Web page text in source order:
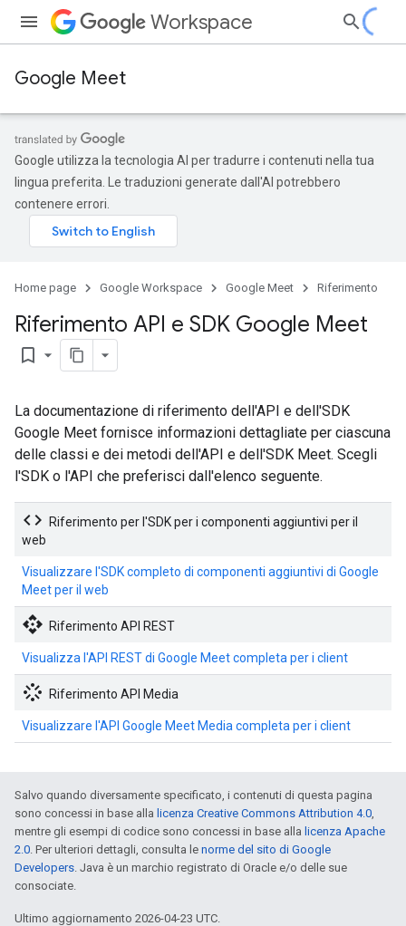
Workspace
Google Meet
Google utilizza la tecnologia AI per tradurre i contenuti nella tua
lingua preferita. Le traduzioni generate dall'AI potrebbero
contenere errori.
Home page Google Workspace Google Meet Riferimento
Riferimento API e SDK Google Meet
bookmark_border
La documentazione di riferimento dell'API e dell'SDK
Google Meet fornisce informazioni dettagliate per ciascuna
delle classi e dei metodi dell'API e dell'SDK Meet. Scegli
l'SDK o l'API che preferisci dall'elenco seguente.
code
Riferimento per l'SDK per i componenti aggiuntivi per il
web
Visualizzare l'SDK completo di componenti aggiuntivi di Google
Meet per il web
api Riferimento API REST
Visualizza l'API REST di Google Meet completa per i client
stream Riferimento API Media
Visualizzare l'API Google Meet Media completa per i client
Salvo quando diversamente specificato, i contenuti di questa pagina
sono concessi in base alla licenza Creative Commons Attribution 4.0,
mentre gli esempi di codice sono concessi in base alla licenza Apache
2.0. Per ulteriori dettagli, consulta le norme del sito di Google
Developers. Java è un marchio registrato di Oracle e/o delle sue
consociate.
Ultimo aggiornamento 2026-04-23 UTC.